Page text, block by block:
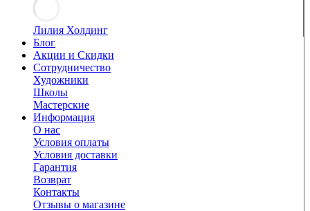
Лилия Холдинг
Блог
Акции и Скидки
Сотрудничество
Художники
Школы
Мастерские
Информация
О нас
Условия оплаты
Условия доставки
Гарантия
Возврат
Контакты
Отзывы о магазине